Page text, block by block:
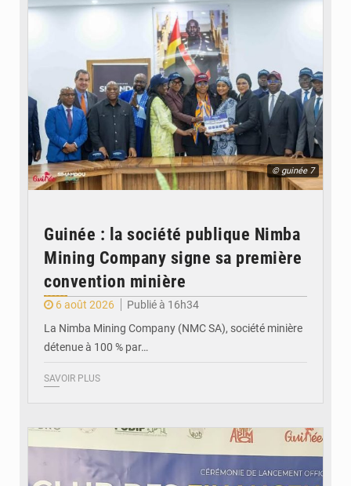
© guinée 7
Guinée : la société publique Nimba
Mining Company signe sa première
convention minière
6 août 2026
Publié à 16h34
La Nimba Mining Company (NMC SA), société minière
détenue à 100 % par…
SAVOIR PLUS